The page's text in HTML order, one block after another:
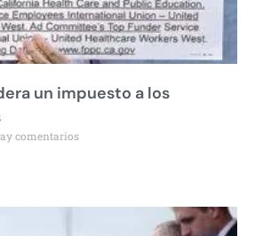
un impuesto a los
comentarios